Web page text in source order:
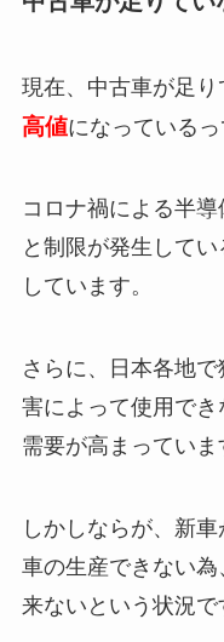
現在、中古車が足
高値になっている
コロナ禍による半
と制限が発生して
しています。
さらに、日本各地
害によって使用でき
需要が高まっていま
しかしならが、新
車の生産できない
来ないという状況で